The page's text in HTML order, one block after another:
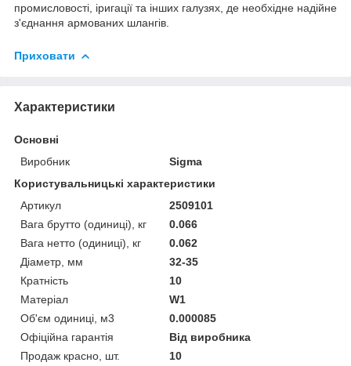
промисловості, іригації та інших галузях, де необхідне надійне
з'єднання армованих шлангів.
Приховати
Характеристики
Основні
Виробник
Sigma
Користувальницькі характеристики
Артикул
2509101
Вага брутто (одиниці), кг
0.066
Вага нетто (одиниці), кг
0.062
Діаметр, мм
32-35
Кратність
10
Матеріал
W1
Об'єм одиниці, м3
0.000085
Офіційна гарантія
Від виробника
Продаж красно, шт.
10